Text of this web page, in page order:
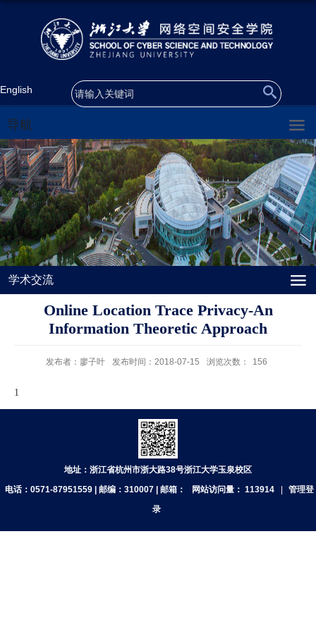
English
导航
学术交流
Online Location Trace Privacy-An
Information Theoretic Approach
发布者：廖子叶 发布时间：2018-07-15 浏览次数： 156
1
地址：浙江省杭州市浙大路38号浙江大学玉泉校区
电话：0571-87951559 | 邮编：310007 | 邮箱：
网站访问量： 113914
管理登
录